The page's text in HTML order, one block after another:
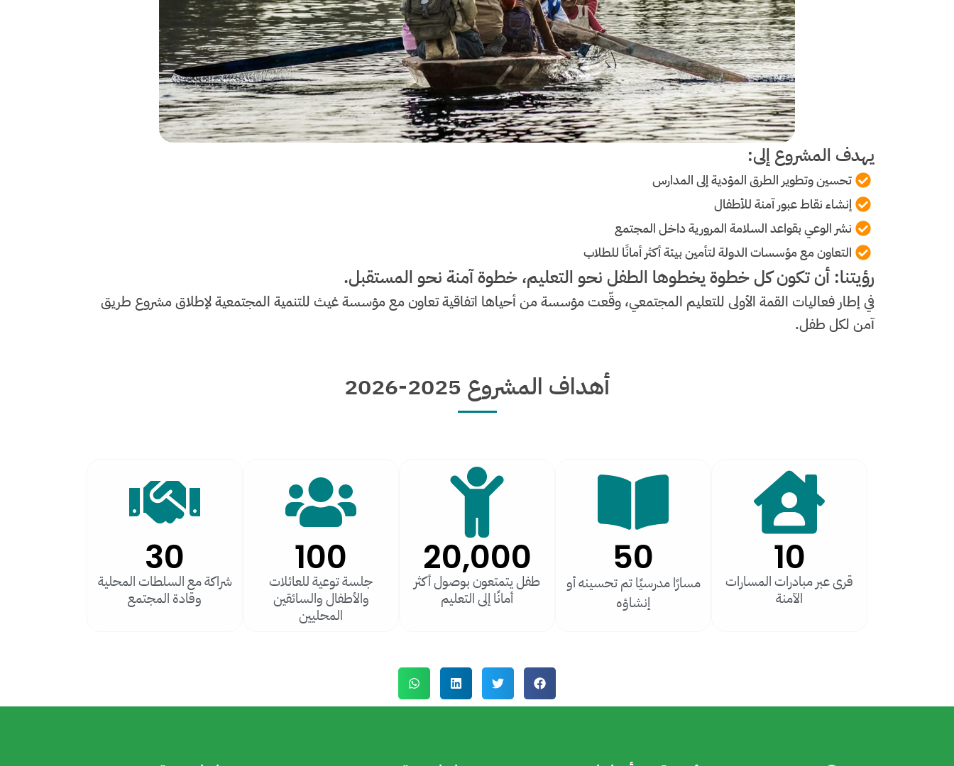
يهدف المشروع إلى:
تحسين وتطوير الطرق المؤدية إلى المدارس
إنشاء نقاط عبور آمنة للأطفال
نشر الوعي بقواعد السلامة المرورية داخل المجتمع
التعاون مع مؤسسات الدولة لتأمين بيئة أكثر أمانًا للطلاب
رؤيتنا: أن تكون كل خطوة يخطوها الطفل نحو التعليم، خطوة آمنة نحو المستقبل.
في إطار فعاليات القمة الأولى للتعليم المجتمعي، وقّعت مؤسسة من أحياها اتفاقية تعاون مع مؤسسة غيث للتنمية المجتمعية لإطلاق مشروع طريق
آمن لكل طفل.
أهداف المشروع 2025-2026
قرى عبر مبادرات المسارات
الآمنة
10
مسارًا مدرسيًا تم تحسينه أو
إنشاؤه
50
طفل يتمتعون بوصول أكثر
أمانًا إلى التعليم
20,000
جلسة توعية للعائلات
والأطفال والسائقين
المحليين
100
شراكة مع السلطات المحلية
وقادة المجتمع
30